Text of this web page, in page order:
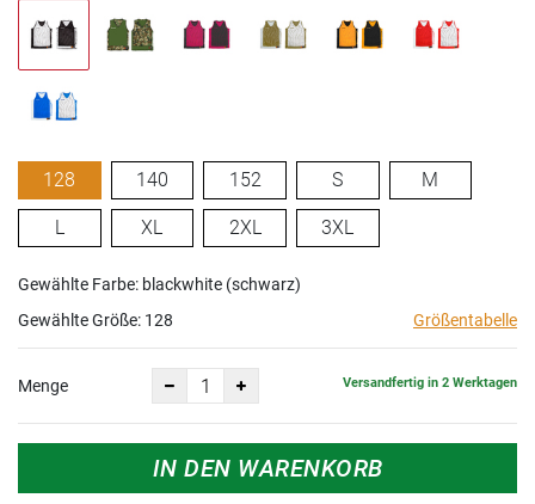
128 140 152 S M
L XL 2XL 3XL
Gewählte Farbe: blackwhite (schwarz)
Gewählte Größe: 128 Größentabelle
Menge Versandfertig in 2 Werktagen
IN DEN WARENKORB